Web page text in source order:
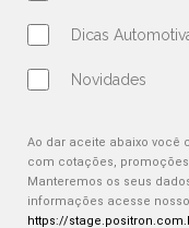
Dicas
Novidades
Ao dar aceite abaixo você
com cotações,
Manteremos os seus
informações acesse
https://